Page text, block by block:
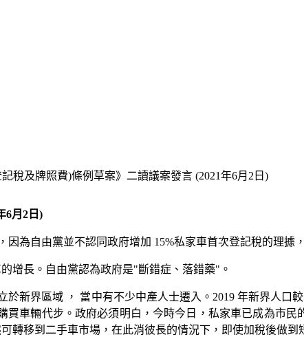
稅及牌照費)條例草案》二讀議案發言 (2021年6月2日)
6月2日)
為自由黨並不認同政府增加 15%私家車首次登記稅的理據
增長。自由黨認為政府是"斷錯症、落錯藥"。
新界區域 ， 當中有不少中產人士遷入。2019 年新界人口
車輛代步。政府必須明白，今時今日，私家車已成為市民
移到二手車市場，在此消彼長的情況下，即使加稅後做